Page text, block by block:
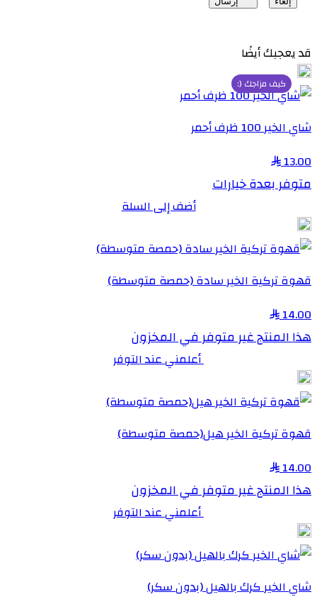
قد يعجبك أيضًا
كيف مزاجك (:
شاي الخير 100 ظرف أحمر
13.00
متوفر بعدة خيارات
أضف إلى السلة
قهوة تركية الخير سادة (حمصة متوسطة)
14.00
هذا المنتج غير متوفر في المخزون
أعلمني عند التوفر
قهوة تركية الخير هيل(حمصة متوسطة)
14.00
هذا المنتج غير متوفر في المخزون
أعلمني عند التوفر
شاي الخير كرك بالهيل (بدون سكر)